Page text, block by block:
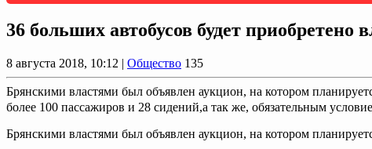
36 больших автобусов будет приобретено
8 августа 2018, 10:12 | Общество 135
Брянскими властями был объявлен аукцион, на котором
более 100 пассажиров и 28 сидений,а так же, обязательным
Брянскими властями был объявлен аукцион, на котором